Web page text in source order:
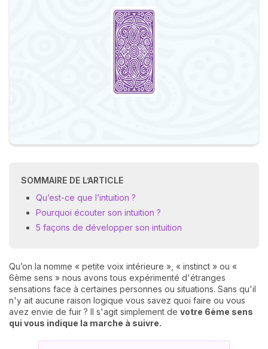
SOMMAIRE DE L’ARTICLE
Qu’est-ce que l’intuition ?
Pourquoi écouter son intuition ?
5 façons de développer son intuition
Qu’on la nomme « petite voix intérieure », « instinct » ou «
6ème sens » nous avons tous expérimenté d'étranges
sensations face à certaines personnes ou situations. Sans qu'il
n'y ait aucune raison logique vous savez quoi faire ou vous
avez envie de fuir ? Il s'agit simplement de votre 6ème sens
qui vous indique la marche à suivre.